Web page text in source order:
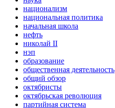
национализм
национальная политика
начальная школа
нефть
николай II
нэп
образование
общественная деятельность
общий обзор
октябристы
октябрьская революция
партийная система